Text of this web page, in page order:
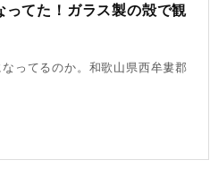
ってた！ガラス製の殻で観
ってるのか。和歌山県西牟婁郡